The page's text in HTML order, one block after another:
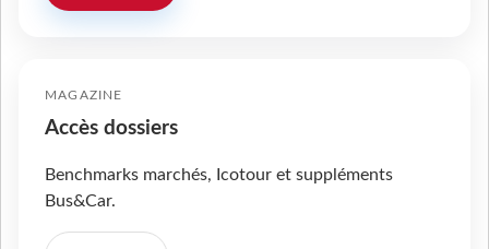
MAGAZINE
Accès dossiers
Benchmarks marchés, Icotour et suppléments
Bus&Car.